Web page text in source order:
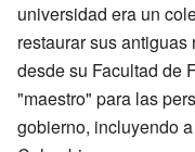
universidad era un
restaurar sus
desde su Facultad de
"maestro" para las
gobierno, incluyendo